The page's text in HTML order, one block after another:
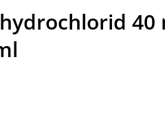
40